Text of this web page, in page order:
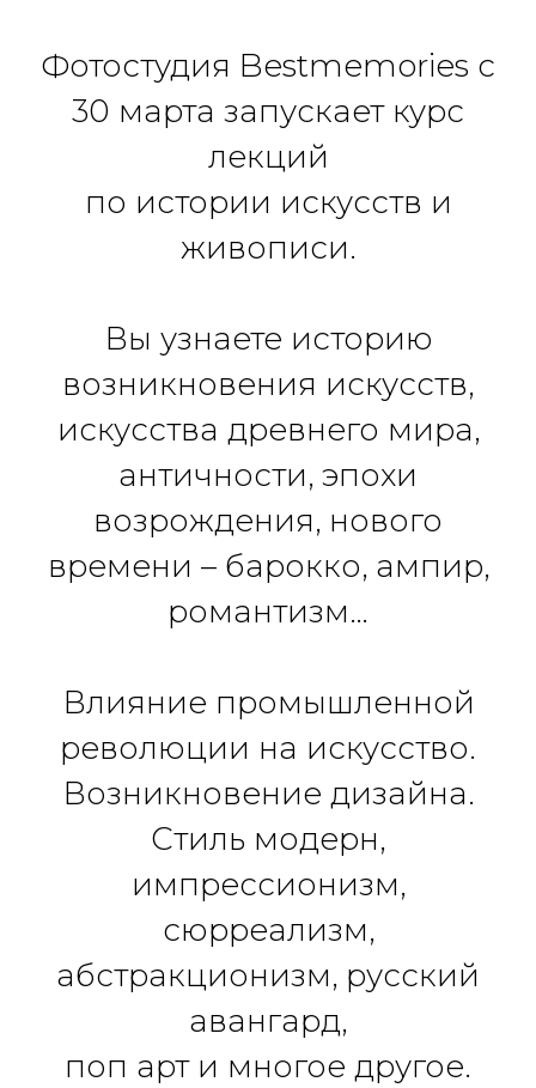
Фотостудия Bestmemories с
30 марта запускает курс
лекций
по истории искусств и
живописи.
Вы узнаете историю
возникновения искусств,
искусства древнего мира,
античности, эпохи
возрождения, нового
времени – барокко, ампир,
романтизм…
Влияние промышленной
революции на искусство.
Возникновение дизайна.
Стиль модерн,
импрессионизм,
сюрреализм,
абстракционизм, русский
авангард,
поп арт и многое другое.